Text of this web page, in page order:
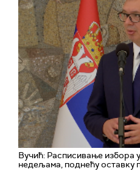
Вучић: Расписивање избора
недељама, поднећу оставку